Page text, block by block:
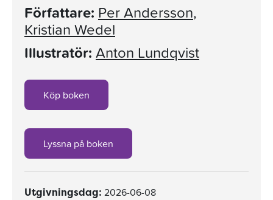
Författare: Per Andersson,
Kristian Wedel
Illustratör: Anton Lundqvist
Köp boken
Lyssna på boken
Utgivningsdag: 2026-06-08